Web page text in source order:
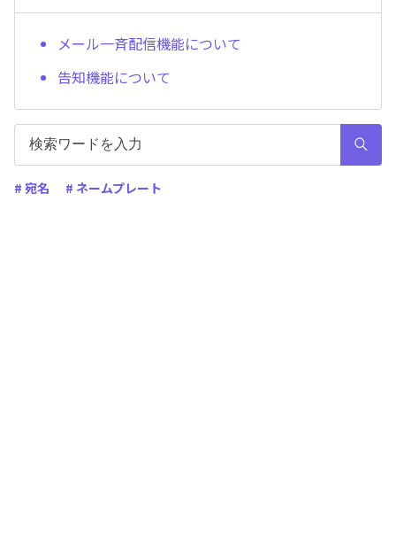
メール一斉配信機能について
告知機能について
# 宛名 # ネームプレート